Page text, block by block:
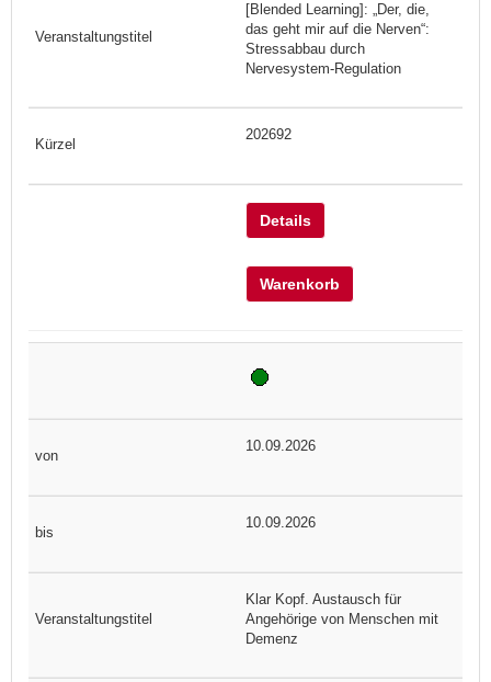
[Blended Learning]: „Der, die,
das geht mir auf die Nerven“:
Stressabbau durch
Nervesystem-Regulation
202692
Details
Warenkorb
10.09.2026
10.09.2026
Klar Kopf. Austausch für
Angehörige von Menschen mit
Demenz